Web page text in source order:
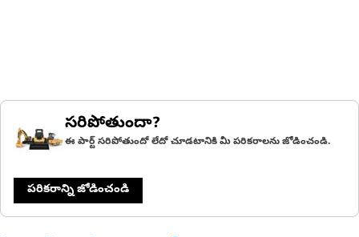
సరిపోతుందా?
ఈ పార్ట్ సరిపోతుందో లేదో చూడటానికి మీ పరికరాలను జోడించండి.
పరికరాన్ని జోడించండి